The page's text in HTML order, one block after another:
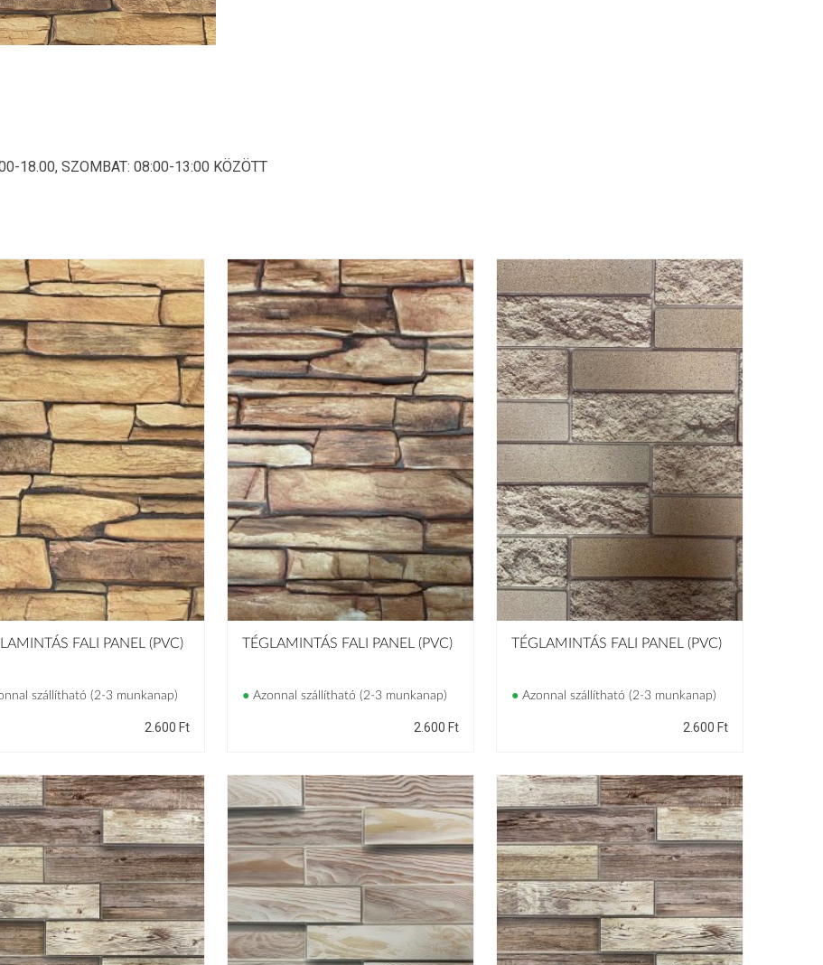
18.00, SZOMBAT: 08:00-13:00 KÖZÖTT
FALI PANEL (PVC)
szállítható (2-3 munkanap)
2.600 Ft
TÉGLAMINTÁS FALI PANEL (PVC)
● Azonnal szállítható (2-3 munkanap)
2.600 Ft
TÉGLAMINTÁS FALI PANEL (PVC)
● Azonnal szállítható (2-3 munkanap)
2.600 Ft